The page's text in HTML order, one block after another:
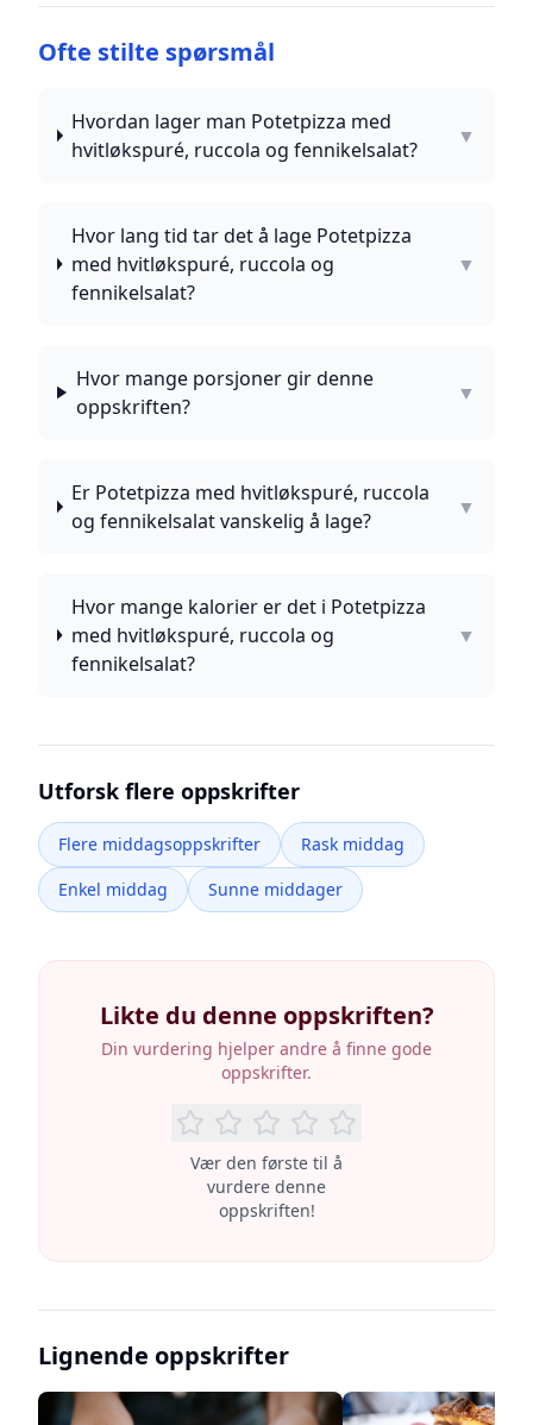
Ofte stilte spørsmål
Hvordan lager man Potetpizza med
hvitløkspuré, ruccola og fennikelsalat?
▼
Hvor lang tid tar det å lage Potetpizza
med hvitløkspuré, ruccola og
fennikelsalat?
▼
Hvor mange porsjoner gir denne
oppskriften?
▼
Er Potetpizza med hvitløkspuré, ruccola
og fennikelsalat vanskelig å lage?
▼
Hvor mange kalorier er det i Potetpizza
med hvitløkspuré, ruccola og
fennikelsalat?
▼
Utforsk flere oppskrifter
Flere middagsoppskrifter
Rask middag
Enkel middag
Sunne middager
Likte du denne oppskriften?
Din vurdering hjelper andre å finne gode
oppskrifter.
Vær den første til å
vurdere denne
oppskriften!
Lignende oppskrifter